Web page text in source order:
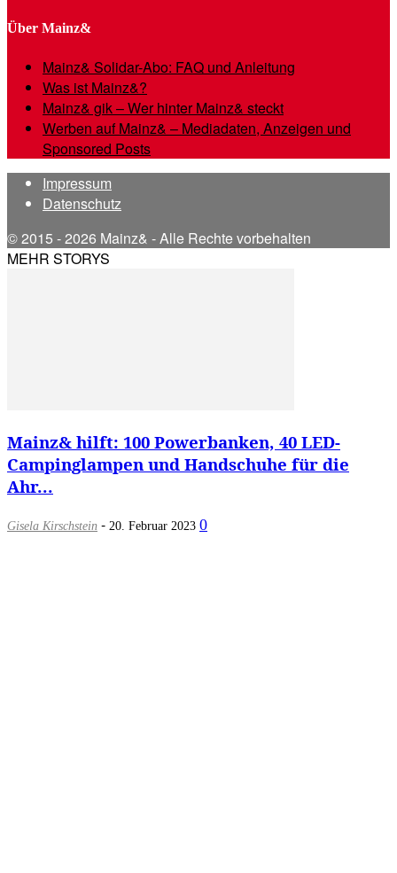
Über Mainz&
Mainz& Solidar-Abo: FAQ und Anleitung
Was ist Mainz&?
Mainz& gik – Wer hinter Mainz& steckt
Werben auf Mainz& – Mediadaten, Anzeigen und
Sponsored Posts
Impressum
Datenschutz
© 2015 - 2026 Mainz& - Alle Rechte vorbehalten
MEHR STORYS
Mainz& hilft: 100 Powerbanken, 40 LED-
Campinglampen und Handschuhe für die
Ahr...
Gisela Kirschstein - 20. Februar 2023 0